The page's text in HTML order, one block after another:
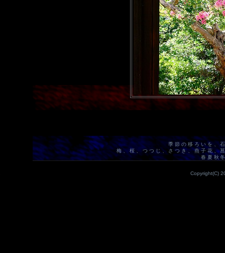
季節の移ろいを、
梅、桜、つつじ、さつき、燕子花、
春夏秋
Copyright(C)